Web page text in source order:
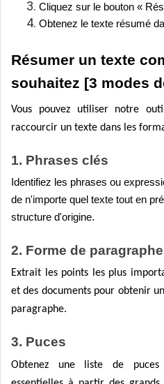
Cliquez sur le bouton «
Obtenez le texte résumé
Résumer un texte
souhaitez [3 modes
Vous pouvez utiliser notre
raccourcir un texte dans les
1. Phrases clés
Identifiez les phrases ou
de n'importe quel texte tout en
structure d'origine.
2. Forme de paragraphe
Extrait les points les plus
et des documents pour obtenir
paragraphe.
3. Puces
Obtenez une liste de